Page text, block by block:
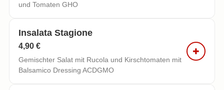
und Tomaten GHO
Insalata Stagione
4,90 €
Gemischter Salat mit Rucola und Kirschtomaten mit
Balsamico Dressing ACDGMO